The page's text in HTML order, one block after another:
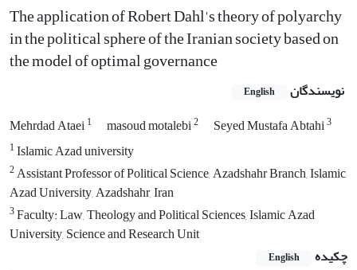
The application of Robert Dahl's theory of polyarchy
in the political sphere of the Iranian society based on
the model of optimal governance
نویسندگان English
Mehrdad Ataei1 masoud motalebi2 Seyed Mustafa Abtahi3
1Islamic Azad university
2Assistant Professor of Political Science, Azadshahr Branch, Islamic
Azad University, Azadshahr, Iran
3Faculty: Law, Theology and Political Sciences, Islamic Azad
University, Science and Research Unit
چکیده
English